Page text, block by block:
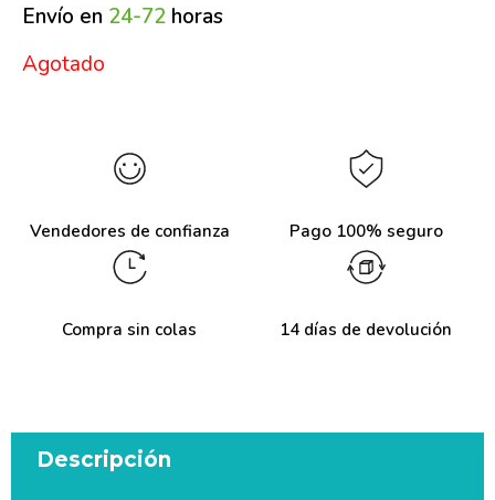
Envío en 24-72 horas
Agotado
Vendedores de confianza Pago 100% seguro
Compra sin colas 14 días de devolución
Descripción